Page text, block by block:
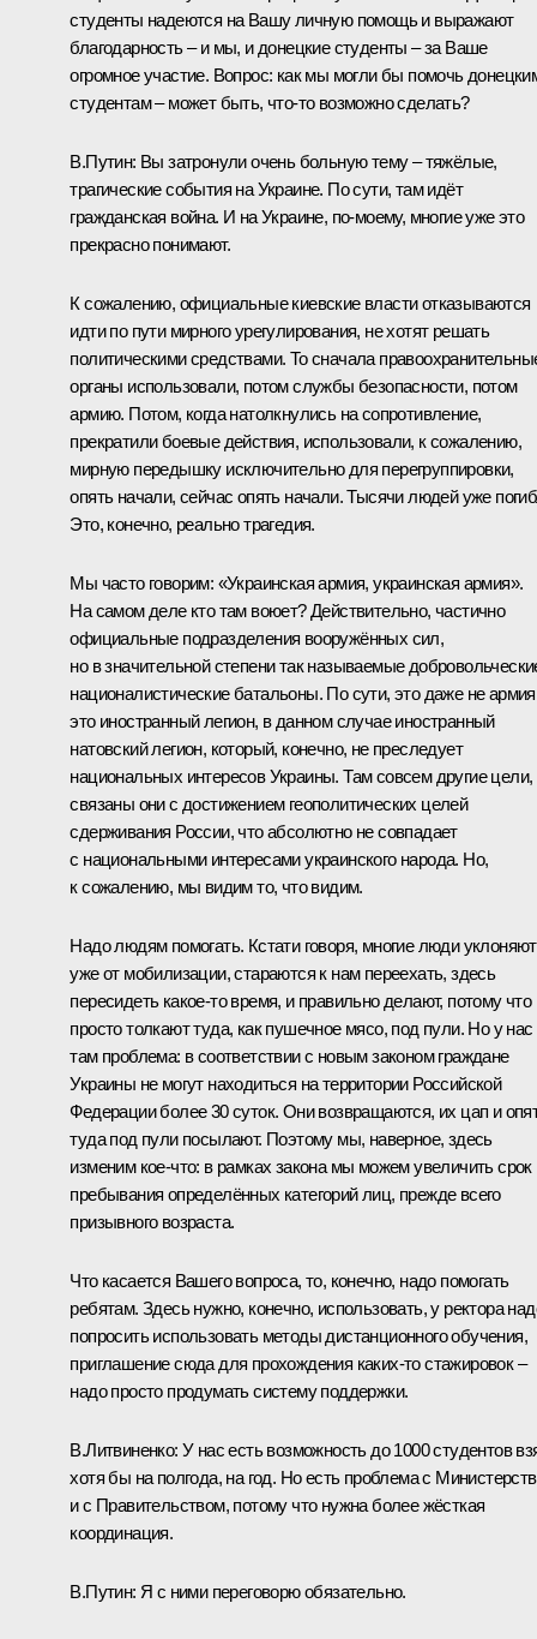
студенты надеются на Вашу личную помощь и выражают
благодарность – и мы, и донецкие студенты – за Ваше
огромное участие. Вопрос: как мы могли бы помочь
студентам – может быть, что‑то возможно сделать?
В.Путин: Вы затронули очень больную тему – тяжёлые,
трагические события на Украине. По сути, там идёт
гражданская война. И на Украине, по‑моему, многие уже это
прекрасно понимают.
К сожалению, официальные киевские власти отказываются
идти по пути мирного урегулирования, не хотят решать
политическими средствами. То сначала
органы использовали, потом службы безопасности, потом
армию. Потом, когда натолкнулись на сопротивление,
прекратили боевые действия, использовали, к сожалению,
мирную передышку исключительно для перегруппировки,
опять начали, сейчас опять начали. Тысячи людей уже
Это, конечно, реально трагедия.
Мы часто говорим: «Украинская армия, украинская армия».
На самом деле кто там воюет? Действительно, частично
официальные подразделения вооружённых сил,
но в значительной степени так называемые
националистические батальоны. По сути, это даже не
это иностранный легион, в данном случае иностранный
натовский легион, который, конечно, не преследует
национальных интересов Украины. Там совсем другие цели,
связаны они с достижением геополитических целей
сдерживания России, что абсолютно не совпадает
с национальными интересами украинского народа. Но,
к сожалению, мы видим то, что видим.
Надо людям помогать. Кстати говоря, многие люди
уже от мобилизации, стараются к нам переехать, здесь
пересидеть какое‑то время, и правильно делают, потому что
просто толкают туда, как пушечное мясо, под пули. Но у нас
там проблема: в соответствии с новым законом граждане
Украины не могут находиться на территории Российской
Федерации более 30 суток. Они возвращаются, их цап и
туда под пули посылают. Поэтому мы, наверное, здесь
изменим кое‑что: в рамках закона мы можем увеличить срок
пребывания определённых категорий лиц, прежде всего
призывного возраста.
Что касается Вашего вопроса, то, конечно, надо помогать
ребятам. Здесь нужно, конечно, использовать, у ректора
попросить использовать методы дистанционного обучения,
приглашение сюда для прохождения каких‑то стажировок –
надо просто продумать систему поддержки.
В.Литвиненко: У нас есть возможность до 1000 студентов
хотя бы на полгода, на год. Но есть проблема с
и с Правительством, потому что нужна более жёсткая
координация.
В.Путин: Я с ними переговорю обязательно.